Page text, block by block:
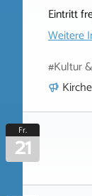
Eintritt
Weitere
#Kultur
Fr.
21